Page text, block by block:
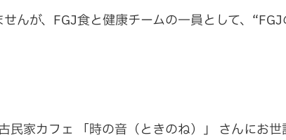
んが、FGJ食と健康チームの一員として、
家カフェ 「時の音（ときのね）」 さんにお世